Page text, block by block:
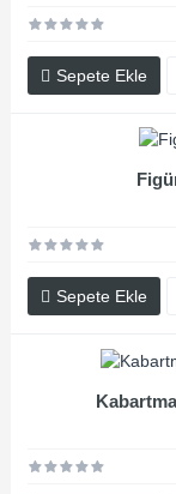
Sepete Ekle
Sepete Ekle